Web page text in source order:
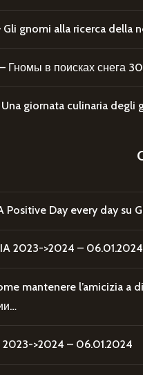
gnomi alla ricerca della
в поисках снега
giornata culinaria degli
Positive Day every day su
2023->2024 – 06.01.2024
mantenere l’amicizia a
2023->2024 – 06.01.2024